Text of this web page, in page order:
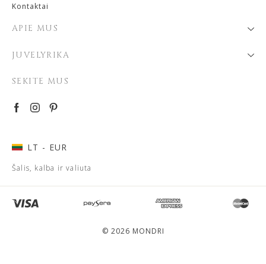
Kontaktai
APIE MUS
JUVELYRIKA
SEKITE MUS
LT - EUR
Šalis, kalba ir valiuta
© 2026 MONDRI